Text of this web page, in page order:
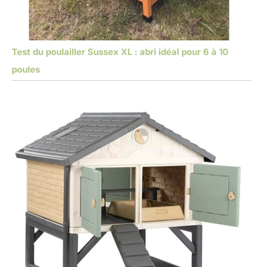
Test du poulailler Sussex XL : abri idéal pour 6 à 10
poules